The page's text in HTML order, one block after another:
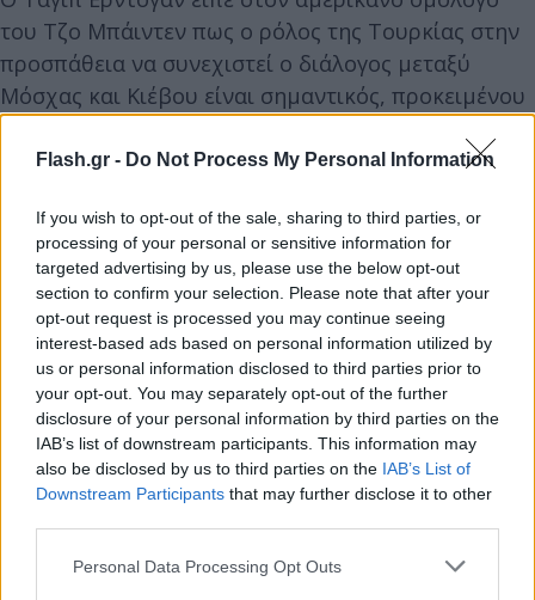
Flash.gr - Do Not Process My Personal Information
If you wish to opt-out of the sale, sharing to third parties, or
processing of your personal or sensitive information for
targeted advertising by us, please use the below opt-out
section to confirm your selection. Please note that after your
opt-out request is processed you may continue seeing
interest-based ads based on personal information utilized by
us or personal information disclosed to third parties prior to
your opt-out. You may separately opt-out of the further
disclosure of your personal information by third parties on the
IAB’s list of downstream participants. This information may
also be disclosed by us to third parties on the IAB’s List of
Downstream Participants that may further disclose it to other
Please note that this website/app uses one or more Google
Personal Data Processing Opt Outs
του Τζο Μπάιντεν πως ο ρόλος της Τουρκίας στην
προσπάθεια να συνεχιστεί ο διάλογος μεταξύ
Μόσχας και Κιέβου είναι σημαντικός, προκειμένου
να αποτραπεί η κλιμάκωση της κρίσης.
Υπογράμμισε πως η τριμερής συνάντηση Λαβρόφ-
ώρες νωρίτερα, ήταν μία διπλωματική επιτυχία.